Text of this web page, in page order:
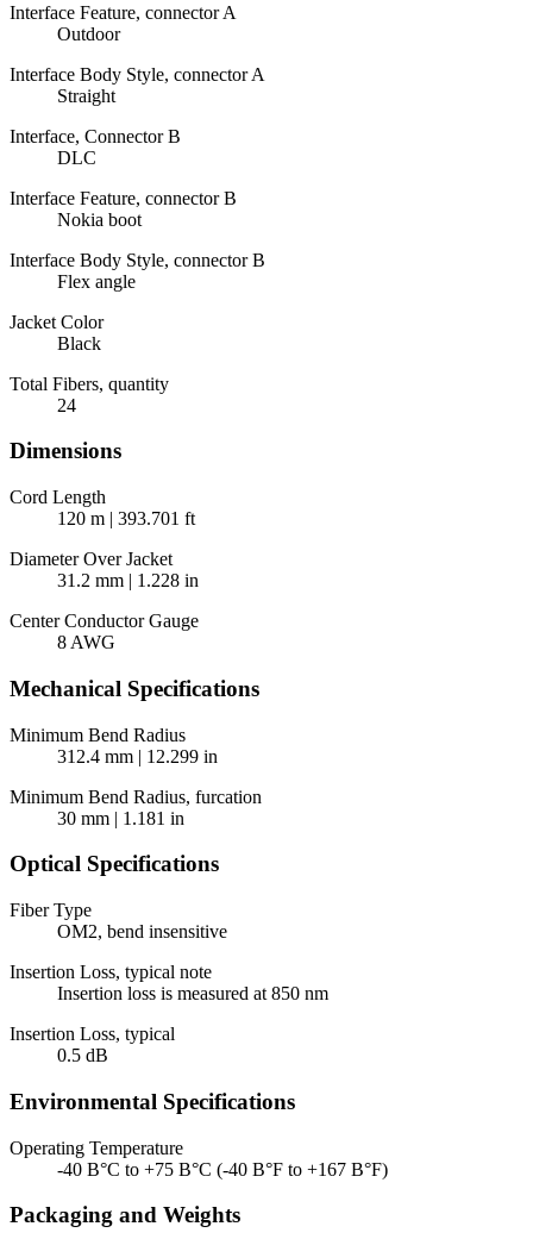
Interface Feature, connector A
Outdoor
Interface Body Style, connector A
Straight
Interface, Connector B
DLC
Interface Feature, connector B
Nokia boot
Interface Body Style, connector B
Flex angle
Jacket Color
Black
Total Fibers, quantity
24
Dimensions
Cord Length
120 m | 393.701 ft
Diameter Over Jacket
31.2 mm | 1.228 in
Center Conductor Gauge
8 AWG
Mechanical Specifications
Minimum Bend Radius
312.4 mm | 12.299 in
Minimum Bend Radius, furcation
30 mm | 1.181 in
Optical Specifications
Fiber Type
OM2, bend insensitive
Insertion Loss, typical note
Insertion loss is measured at 850 nm
Insertion Loss, typical
0.5 dB
Environmental Specifications
Operating Temperature
-40 В°C to +75 В°C (-40 В°F to +167 В°F)
Packaging and Weights